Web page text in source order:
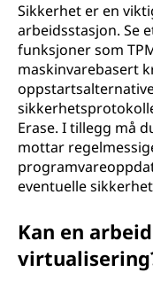
Sikkerhet er en
arbeidsstasjon. Se
funksjoner som
maskinvarebasert
Erase. I tillegg må
mottar
eventuelle
Kan en